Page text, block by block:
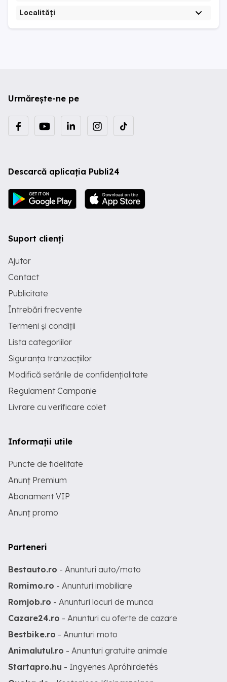
Localități
Urmărește-ne pe
Descarcă aplicația Publi24
Suport clienți
Ajutor
Contact
Publicitate
Întrebări frecvente
Termeni și condiții
Lista categoriilor
Siguranța tranzacțiilor
Modifică setările de confidențialitate
Regulament Campanie
Livrare cu verificare colet
Informații utile
Puncte de fidelitate
Anunț Premium
Abonament VIP
Anunț promo
Parteneri
Bestauto.ro - Anunturi auto/moto
Romimo.ro - Anunturi imobiliare
Romjob.ro - Anunturi locuri de munca
Cazare24.ro - Anunturi cu oferte de cazare
Bestbike.ro - Anunturi moto
Animalutul.ro - Anunturi gratuite animale
Startapro.hu - Ingyenes Apróhirdetés